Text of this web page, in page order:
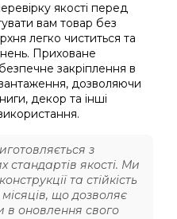
якості перед
вам товар без
легко чиститься та
Приховане
закріплення в
дозволяючи
декор та інші
з
якості. Ми
та стійкість
що дозволяє
в оновлення свого